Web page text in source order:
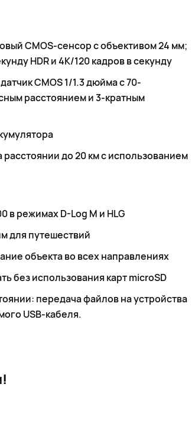
CMOS-сенсор с объективом 24 мм;
HDR и 4K/120 кадров в секунду
CMOS 1/1.3 дюйма с 70-
расстоянием и 3-кратным
до 20 км с использованием
в режимах D-Log M и HLG
для путешествий
объекта во всех направлениях
без использования карт microSD
передача файлов на устройства
USB-кабеля.